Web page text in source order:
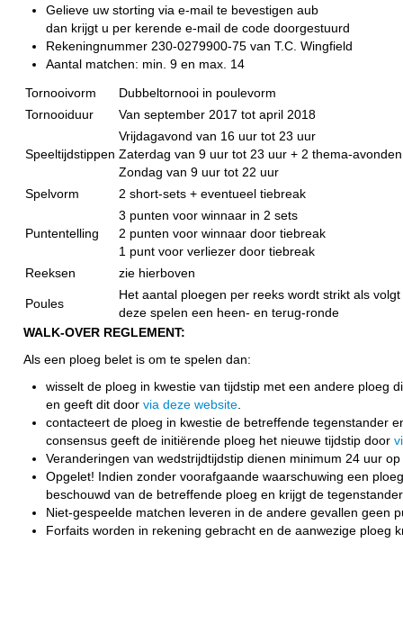
Gelieve uw storting via e-mail te bevestigen aub
dan krijgt u per kerende e-mail de code doorgestuurd
Rekeningnummer 230-0279900-75 van T.C. Wingfield
Aantal matchen: min. 9 en max. 14
Tornooivorm
Dubbeltornooi in poulevorm
Tornooiduur
Van september 2017 tot april 2018
Speeltijdstippen
Vrijdagavond van 16 uur tot 23 uur
Zaterdag van 9 uur tot 23 uur + 2 thema-avonden
Zondag van 9 uur tot 22 uur
Spelvorm
2 short-sets + eventueel tiebreak
Puntentelling
3 punten voor winnaar in 2 sets
2 punten voor winnaar door tiebreak
1 punt voor verliezer door tiebreak
Reeksen
zie hierboven
Poules
Het aantal ploegen per reeks wordt strikt als
deze spelen een heen- en terug-ronde
WALK-OVER REGLEMENT:
Als een ploeg belet is om te spelen dan:
wisselt de ploeg in kwestie van tijdstip met een andere ploeg
en geeft dit door via deze website
contacteert de ploeg in kwestie de betreffende tegenstander
consensus geeft de initiërende ploeg het nieuwe tijdstip door
Veranderingen van wedstrijdtijdstip dienen minimum 24 uur
Opgelet! Indien zonder voorafgaande waarschuwing een
beschouwd van de betreffende ploeg en krijgt de
Niet-gespeelde matchen leveren in de andere gevallen geen
Forfaits worden in rekening gebracht en de aanwezige ploeg